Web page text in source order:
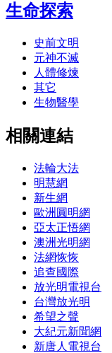
生命探索
史前文明
元神不滅
人體修煉
其它
生物醫學
相關連結
法輪大法
明慧網
新生網
歐洲圓明網
亞太正悟網
澳洲光明網
法網恢恢
追查國際
放光明電視台
台灣放光明
希望之聲
大紀元新聞網
新唐人電視台